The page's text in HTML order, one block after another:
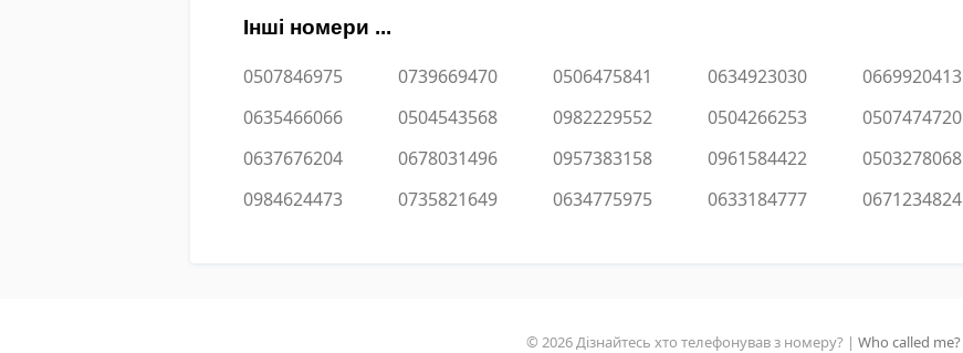
Інші номери ...
0507846975 0739669470 0506475841 0634923030 0669920413
0635466066
0504543568 0982229552 0504266253 0507474720
0637676204
0678031496 0957383158 0961584422 0503278068
0984624473
0735821649 0634775975 0633184777 0671234824
© 2026 Дізнайтесь хто телефонував з номеру? | Who called me?